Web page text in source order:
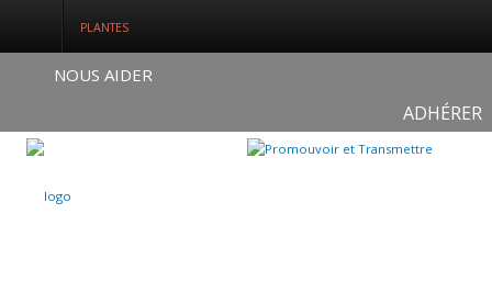
PLANTES
NOUS AIDER
ADHÉRER